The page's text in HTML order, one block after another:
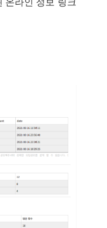
온라인 정보 링크